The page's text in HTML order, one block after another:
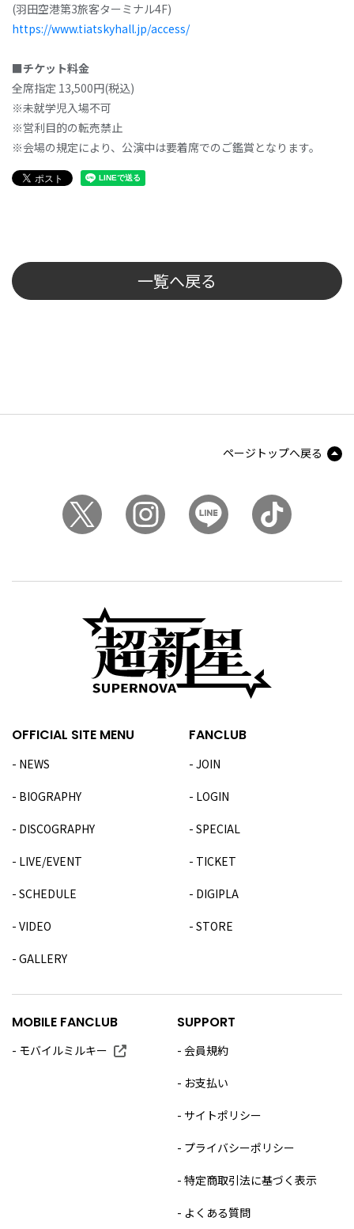
(羽田空港第3旅客ターミナル4F)
https://www.tiatskyhall.jp/access/
■チケット料金
全席指定 13,500円(税込)
※未就学児入場不可
※営利目的の転売禁止
※会場の規定により、公演中は要着席でのご鑑賞となります。
一覧へ戻る
ページトップへ戻る
OFFICIAL SITE MENU
NEWS
BIOGRAPHY
DISCOGRAPHY
LIVE/EVENT
SCHEDULE
VIDEO
GALLERY
FANCLUB
JOIN
LOGIN
SPECIAL
TICKET
DIGIPLA
STORE
MOBILE FANCLUB
モバイルミルキー
SUPPORT
会員規約
お支払い
サイトポリシー
プライバシーポリシー
特定商取引法に基づく表示
よくある質問